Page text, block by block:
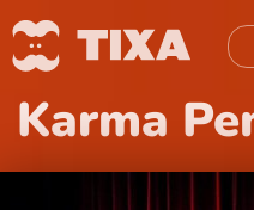
Karma